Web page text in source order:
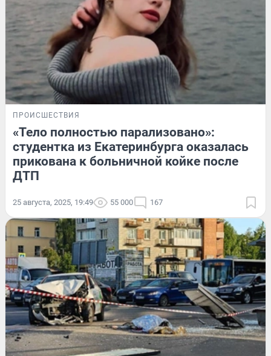
ПРОИСШЕСТВИЯ
«Тело полностью парализовано»:
студентка из Екатеринбурга оказалась
прикована к больничной койке после
ДТП
25 августа, 2025, 19:49 55 000 167